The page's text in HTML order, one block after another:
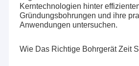
Kerntechnologien hinter
Gründungsbohrungen und ihre
Anwendungen untersuchen.
Wie Das Richtige Bohrgerät Zeit